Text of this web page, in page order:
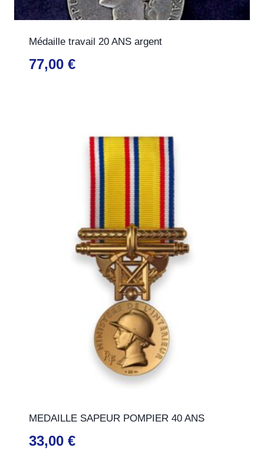
Médaille travail 20 ANS argent
77,00 €
MEDAILLE SAPEUR POMPIER 40 ANS
33,00 €